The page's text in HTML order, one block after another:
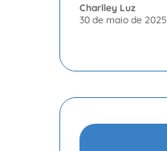
Charlley Luz
30 de maio de 2025